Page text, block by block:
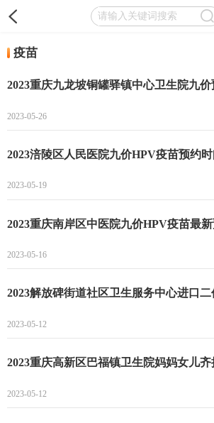
疫苗
2023-05-26
2023-05-19
2023-05-16
2023-05-12
2023-05-12